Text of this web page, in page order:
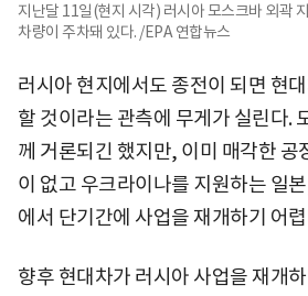
지난달 11일(현지 시각) 러시아 모스크바 외곽
차량이 주차돼 있다. /EPA 연합뉴스
러시아 현지에서도 종전이 되면 현
할 것이라는 관측에 무게가 실린다.
께 거론되긴 했지만, 이미 매각한 공
이 없고 우크라이나를 지원하는 일
에서 단기간에 사업을 재개하기 어
향후 현대차가 러시아 사업을 재개